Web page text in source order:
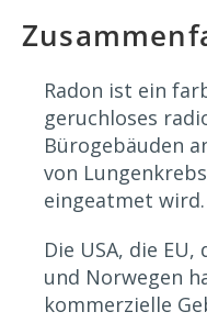
Radon ist ein
geruchloses
Bürogebäuden
von
eingeatmet wird.
Die USA, die
und Norwegen
kommerzielle